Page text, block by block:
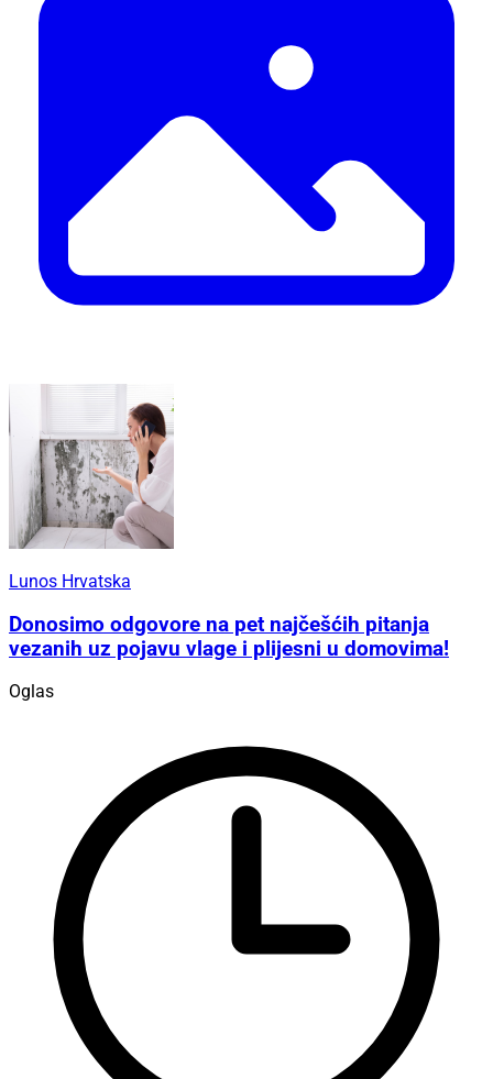
Lunos Hrvatska
Donosimo odgovore na pet najčešćih pitanja
vezanih uz pojavu vlage i plijesni u domovima!
Oglas